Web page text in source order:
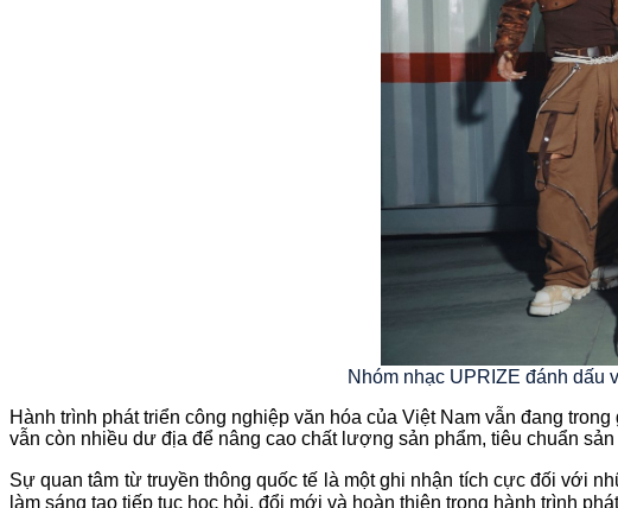
Nhóm nhạc UPRIZE đánh dấu
Hành trình phát triển công nghiệp văn hóa của Việt Nam vẫn đang
vẫn còn nhiều dư địa để nâng cao chất lượng sản phẩm, tiêu chuẩn
Sự quan tâm từ truyền thông quốc tế là một ghi nhận tích cực đối với
làm sáng tạo tiếp tục học hỏi, đổi mới và hoàn thiện trong hành trình